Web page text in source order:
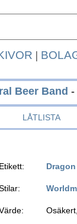
|
Beer Band -
LÅTLISTA
Etikett: Dragon